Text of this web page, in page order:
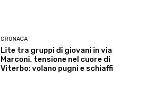
CRONACA
Lite tra gruppi di giovani in via
Marconi, tensione nel cuore di
Viterbo: volano pugni e schiaffi